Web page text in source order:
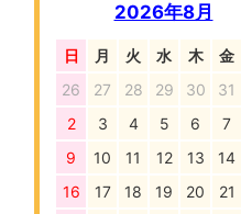
2026年8月
日 月 火 水 木 金
26
27 28 29 30 31
2
3 4 5 6 7
9
10 11 12 13 14
16
17 18 19 20 21